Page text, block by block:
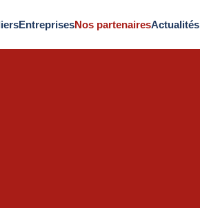
EntreprisesNos partenairesActualités